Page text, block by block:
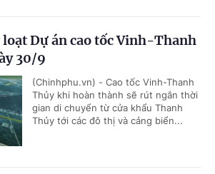
Dự án cao tốc Vinh-Thanh
30/9
(Chinhphu.vn) - Cao tốc Vinh-Thanh
Thủy khi hoàn thành sẽ rút ngắn thời
gian di chuyển từ cửa khẩu Thanh
Thủy tới các đô thị và cảng biển...